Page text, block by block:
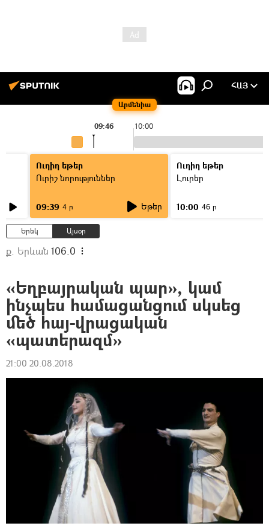
Արմենիա
ՀԱՅ
10:00
09:46
Ուղիղ եթեր
Ուրիշ նորություններ
09:39 4 ր Եթեր
Ուղիղ եթեր
Լուրեր
10:00 46 ր
Երեկ Այսօր
ք. Երևան 106.0
«Եղբայրական պար», կամ
ինչպես համացանցում սկսեց
մեծ հայ-վրացական
«պատերազմ»
21:00 20.08.2018